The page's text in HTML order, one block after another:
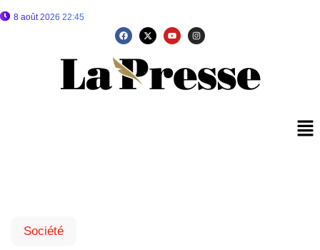
8 août 2026 22:45
Société